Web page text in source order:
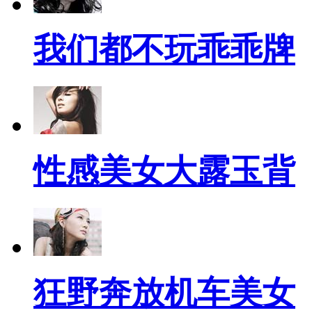
我们都不玩乖乖牌
性感美女大露玉背
狂野奔放机车美女